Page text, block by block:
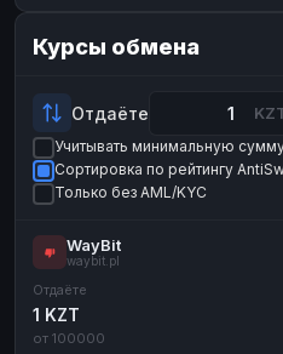
ЮMoney RUB
БАЛАНСЫ
Binance
СБЕР
Альфа-Банк
Райффайзен
Курсы обмена
Отдаёте
Учитывать минимальную
Сортировка по рейтингу
Только без AML/KYC
WayBit
waybit.pl
Отдаёте
1 KZT
от 100000